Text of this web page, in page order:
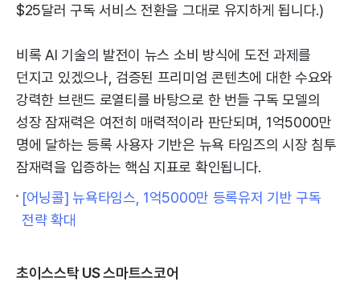
$25달러 구독 서비스 전환을 그대로 유지하게 됩니다.)
비록 AI 기술의 발전이 뉴스 소비 방식에 도전 과제를
던지고 있겠으나, 검증된 프리미엄 콘텐츠에 대한 수요와
강력한 브랜드 로열티를 바탕으로 한 번들 구독 모델의
성장 잠재력은 여전히 매력적이라 판단되며, 1억5000만
명에 달하는 등록 사용자 기반은 뉴욕 타임즈의 시장 침투
잠재력을 입증하는 핵심 지표로 확인됩니다.
[어닝콜] 뉴욕타임스, 1억5000만 등록유저 기반 구독
전략 확대
초이스스탁 US 스마트스코어